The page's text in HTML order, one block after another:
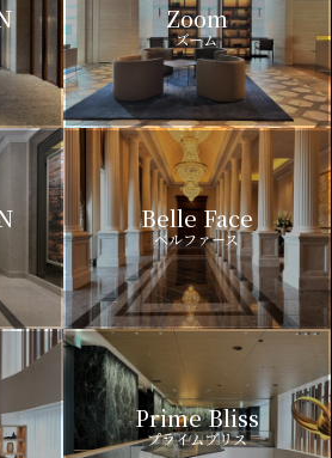
Zoom
ズーム
Belle Face
ベルファース
Prime Bliss
プライムブリス